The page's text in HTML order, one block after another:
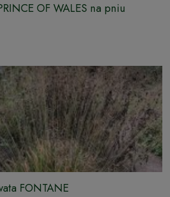
OF WALES na pniu
FONTANE